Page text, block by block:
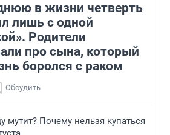
в жизни четверть
лишь с одной
Родители
про сына, который
боролся с раком
Обсудить
мутит? Почему нельзя купаться